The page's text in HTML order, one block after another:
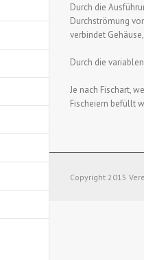
Durch die
Durchströmung
verbindet
Durch die
Je nach Fischart,
Fischeiern befüllt
Copyright 2015